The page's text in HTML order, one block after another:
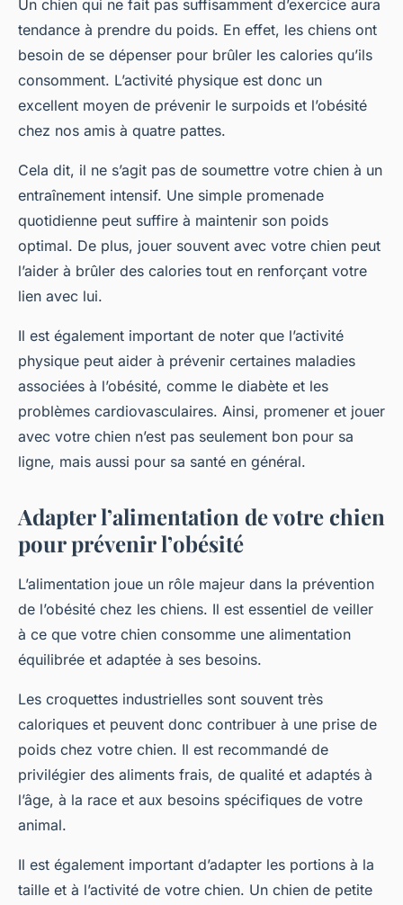
Un chien qui ne fait pas suffisamment d’exercice aura
tendance à prendre du poids. En effet, les chiens ont
besoin de se dépenser pour brûler les calories qu’ils
consomment. L’activité physique est donc un
excellent moyen de prévenir le surpoids et l’obésité
chez nos amis à quatre pattes.
Cela dit, il ne s’agit pas de soumettre votre chien à un
entraînement intensif. Une simple promenade
quotidienne peut suffire à maintenir son poids
optimal. De plus, jouer souvent avec votre chien peut
l’aider à brûler des calories tout en renforçant votre
lien avec lui.
Il est également important de noter que l’activité
physique peut aider à prévenir certaines maladies
associées à l’obésité, comme le diabète et les
problèmes cardiovasculaires. Ainsi, promener et jouer
avec votre chien n’est pas seulement bon pour sa
ligne, mais aussi pour sa santé en général.
Adapter l’alimentation de votre chien
pour prévenir l’obésité
L’alimentation joue un rôle majeur dans la prévention
de l’obésité chez les chiens. Il est essentiel de veiller
à ce que votre chien consomme une alimentation
équilibrée et adaptée à ses besoins.
Les croquettes industrielles sont souvent très
caloriques et peuvent donc contribuer à une prise de
poids chez votre chien. Il est recommandé de
privilégier des aliments frais, de qualité et adaptés à
l’âge, à la race et aux besoins spécifiques de votre
animal.
Il est également important d’adapter les portions à la
taille et à l’activité de votre chien. Un chien de petite